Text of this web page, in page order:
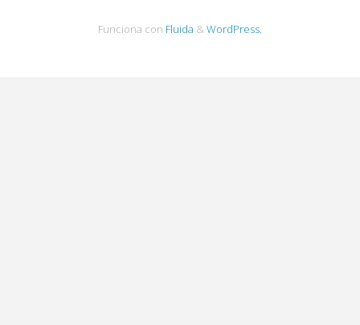
Funciona con Fluida &WordPress.